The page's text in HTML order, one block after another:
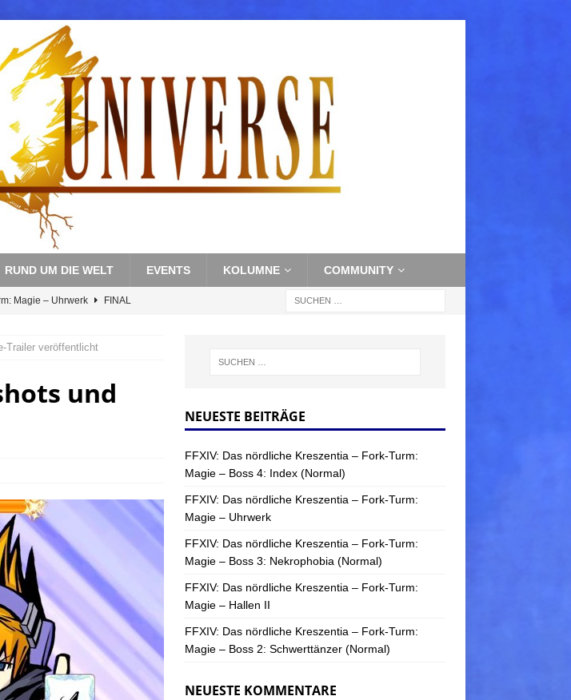
RUND UM DIE WELT EVENTS KOLUMNE COMMUNITY
Magie – Boss 3: Nekrophobia
Magie – Boss 4: Index (Normal)
Magie – Uhrwerk FINAL
Trailer veröffentlicht
und
NEUESTE BEITRÄGE
FFXIV: Das nördliche Kreszentia – Fork-Turm:
Magie – Boss 4: Index (Normal)
FFXIV: Das nördliche Kreszentia – Fork-Turm:
Magie – Uhrwerk
FFXIV: Das nördliche Kreszentia – Fork-Turm:
Magie – Boss 3: Nekrophobia (Normal)
FFXIV: Das nördliche Kreszentia – Fork-Turm:
Magie – Hallen II
FFXIV: Das nördliche Kreszentia – Fork-Turm:
Magie – Boss 2: Schwerttänzer (Normal)
NEUESTE KOMMENTARE